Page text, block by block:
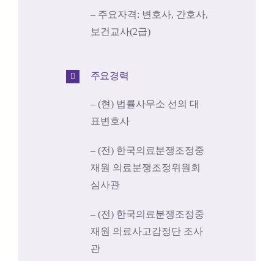
– 주요자격: 변호사, 간호사,
보건교사(2급)
주요경력
– (현) 법률사무소 선의 대
표변호사
– (전) 한국의료분쟁조정중
재원 의료분쟁조정위원회
심사관
– (전) 한국의료분쟁조정중
재원 의료사고감정단 조사
관